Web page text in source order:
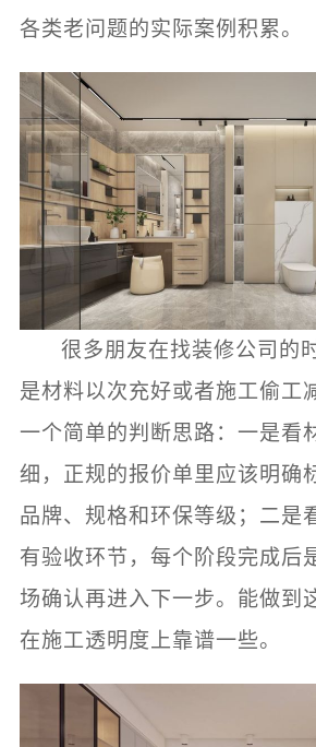
各类老问题的实际案例积累。
很多朋友在找装修公司的
是材料以次充好或者施工偷工
一个简单的判断思路：一是看
细，正规的报价单里应该明确
品牌、规格和环保等级；二是
有验收环节，每个阶段完成后
场确认再进入下一步。能做到
在施工透明度上靠谱一些。